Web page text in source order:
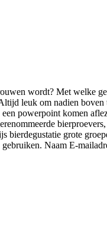
wordt? Met welke
leuk om nadien
powerpoint komen
grote
Naam E-